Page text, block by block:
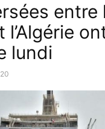
entre
l’Algérie
lundi